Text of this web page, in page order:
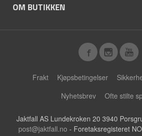
OM BUTIKKEN
Frakt Kjøpsbetingelser
Nyhetsbrev
Ofte stilte
Jaktfall AS Lundekroken 20 3940
post@jaktfall.no - Foretaksregisteret